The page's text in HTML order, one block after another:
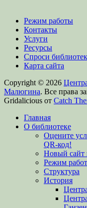
Режим работы
Контакты
Услуги
Ресурсы
Спроси
Карта сайта
Copyright © 2026
Малюгина. Все права
Gridalicious от Catch
вверх
Главная
О библиотеке
Оцените
QR-код!
Новый сайт
Режим
Структура
История